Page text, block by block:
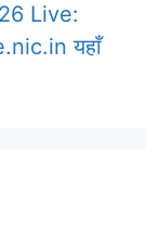
Live:
यहाँ